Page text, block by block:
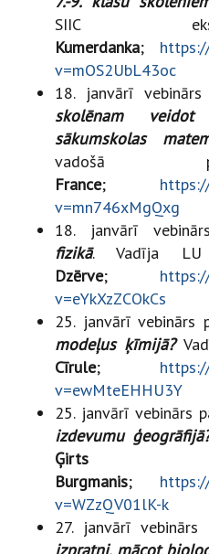
SIIC
Kumerdanka;
v=mOS2UbL43oc
18. janvārī
skolēnam
sākumskolas
vadošā
France;
v=mn746xMgQxg
18. janvārī
fizikā. Vadīja LU
Dzērve;
v=eYkXzZCOkCs
25. janvārī vebinārs
modeļus ķīmijā?
Cīrule;
v=ewMteEHHU3Y
25. janvārī vebinārs
izdevumu
Ģirts
Burgmanis;
v=WZzQV01lK-k
27. janvārī vebinārs